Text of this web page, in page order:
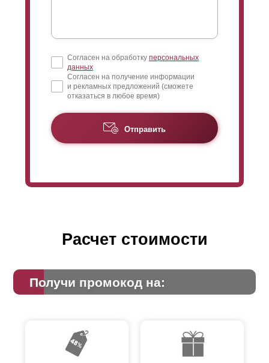
Согласен на обработку персональных
данных
Согласен на получение информации
и рекламных предложений (сможете
отказаться в любое время)
Отправить
Расчет стоимости
Получи промокод на: